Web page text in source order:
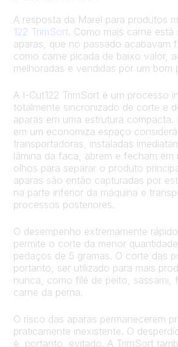
A resposta da Marel para produtos
122 TrimSort. Como mais carne
aparas, que no passado acabavam
como carne picada de baixo valor,
melhoradas e vendidas por um bom
A I-Cut122 TrimSort é um processo
totalmente sincronizado de corte e
aparas em uma estrutura
em um economiza espaço
transportadoras, instaladas
lâmina da faca, abrem e fecham em
olhos para separar o produto
aparas são então capturadas por
na parte inferior da máquina e
processos posteriores.
O desempenho extremamente
permite o corte da menor
pedaços de 5 gramas. O corte das
portanto, ser utilizado para mais
nunca, como filé de peito, sassami,
carne da perna.
O risco das aparas permanecerem
praticamente inexistente. O
é, portanto, evitado. A TrimSort